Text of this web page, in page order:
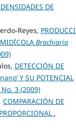
DE
Reyes,
Brachiaria
DETECCIÓN DE
Y SU POTENCIAL
3 (2009)
COMPARACIÓN DE
,